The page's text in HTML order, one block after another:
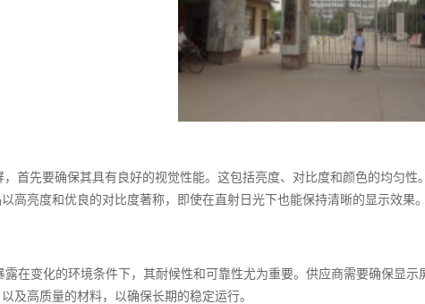
首先要确保其具有良好的视觉性能。这包括亮度、对比度和颜色的均匀
高亮度和优良的对比度著称，即使在直射日光下也能保持清晰的显示效果。
露在变化的环境条件下，其耐候性和可靠性尤为重要。供应商需要确保显
及高质量的材料，以确保长期的稳定运行。